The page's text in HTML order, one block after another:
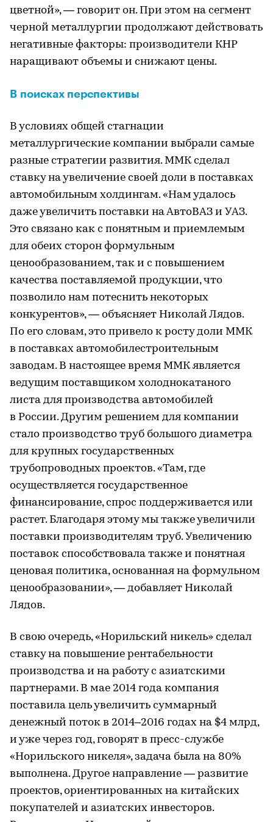
цветной», — говорит он. При этом на сегмент
черной металлургии продолжают действовать
негативные факторы: производители КНР
наращивают объемы и снижают цены.
В поисках перспективы
В условиях общей стагнации
металлургические компании выбрали самые
разные стратегии развития. ММК сделал
ставку на увеличение своей доли в поставках
автомобильным холдингам. «Нам удалось
даже увеличить поставки на АвтоВАЗ и УАЗ.
Это связано как с понятным и приемлемым
для обеих сторон формульным
ценообразованием, так и с повышением
качества поставляемой продукции, что
позволило нам потеснить некоторых
конкурентов», — объясняет Николай Лядов.
По его словам, это привело к росту доли ММК
в поставках автомобилестроительным
заводам. В настоящее время ММК является
ведущим поставщиком холоднокатаного
листа для производства автомобилей
в России. Другим решением для компании
стало производство труб большого диаметра
для крупных государственных
трубопроводных проектов. «Там, где
осуществляется государственное
финансирование, спрос поддерживается или
растет. Благодаря этому мы также увеличили
поставки производителям труб. Увеличению
поставок способствовала также и понятная
ценовая политика, основанная на формульном
ценообразовании», — добавляет Николай
Лядов.
В свою очередь, «Норильский никель» сделал
ставку на повышение рентабельности
производства и на работу с азиатскими
партнерами. В мае 2014 года компания
поставила цель увеличить суммарный
денежный поток в 2014–2016 годах на $4 млрд,
и уже через год, говорят в пресс-службе
«Норильского никеля», задача была на 80%
выполнена. Другое направление — развитие
проектов, ориентированных на китайских
покупателей и азиатских инвесторов.